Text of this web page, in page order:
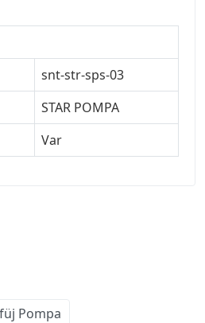
snt-str-sps-03
STAR POMPA
Var
Pompa